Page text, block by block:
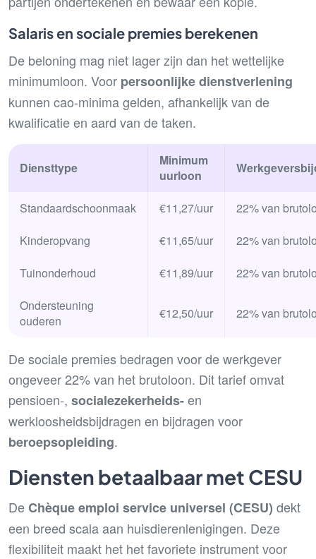
Salaris en sociale premies berekenen
De beloning mag niet lager zijn dan het wettelijke
minimumloon. Voor persoonlijke dienstverlening
kunnen cao-minima gelden, afhankelijk van de
kwalificatie en aard van de taken.
Diensttype
Minimum
uurloon
Standaardschoonmaak €11,27/uur
22% van
Kinderopvang
€11,65/uur
22% van
Tuinonderhoud
€11,89/uur
22% van
Ondersteuning
ouderen
€12,50/uur 22% van
De sociale premies bedragen voor de werkgever
ongeveer 22% van het brutoloon. Dit tarief omvat
pensioen-, socialezekerheids-en
werkloosheidsbijdragen en bijdragen voor
beroepsopleiding.
Diensten betaalbaar met CESU
DeChèque emploi service universel (CESU) dekt
een breed scala aan huisdierenlenigingen. Deze
flexibiliteit maakt het het favoriete instrument voor